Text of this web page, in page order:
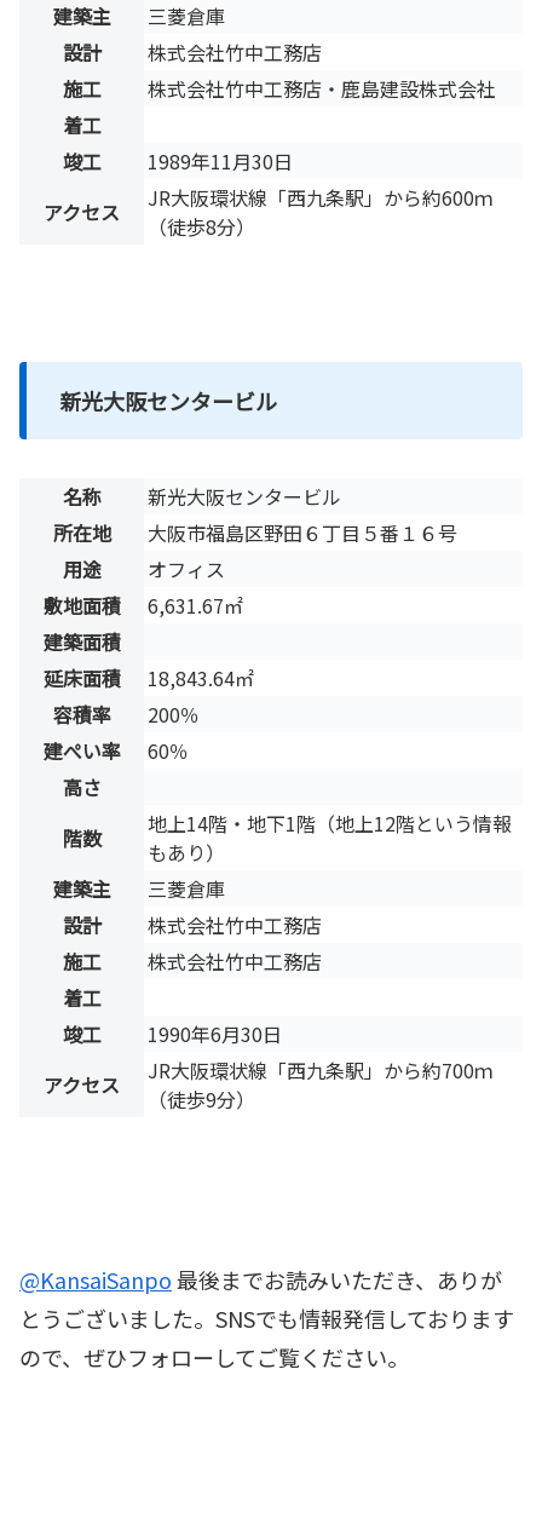
建築主
三菱倉庫
設計
株式会社竹中工務店
施工
株式会社竹中工務店・鹿島建設株式会社
着工
竣工
1989年11月30日
アクセス
JR大阪環状線「西九条駅」から約600ｍ
（徒歩8分）
新光大阪センタービル
名称
新光大阪センタービル
所在地
大阪市福島区野田６丁目５番１６号
用途
オフィス
敷地面積
6,631.67㎡
建築面積
延床面積
18,843.64㎡
容積率
200％
建ぺい率
60％
高さ
階数
地上14階・地下1階（地上12階という情報
もあり）
建築主
三菱倉庫
設計
株式会社竹中工務店
施工
株式会社竹中工務店
着工
竣工
1990年6月30日
アクセス
JR大阪環状線「西九条駅」から約700ｍ
（徒歩9分）
@KansaiSanpo最後までお読みいただき、ありが
とうございました。SNSでも情報発信しております
ので、ぜひフォローしてご覧ください。